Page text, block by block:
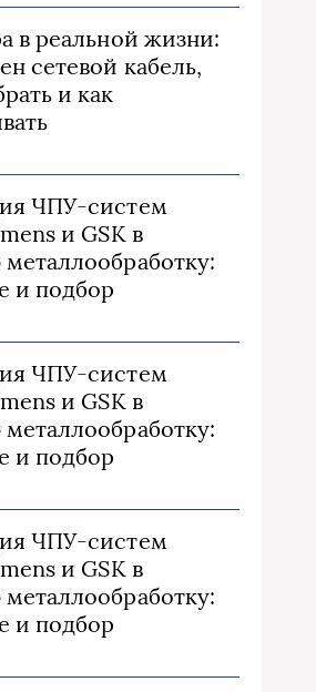
в реальной жизни:
сетевой кабель,
и как
ЧПУ-систем
и GSK в
и подбор
ЧПУ-систем
и GSK в
и подбор
ЧПУ-систем
и GSK в
и подбор